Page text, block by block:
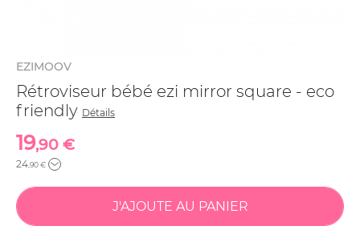
EZIMOOV
Rétroviseur bébé ezi mirror square - eco
friendly Détails
19,90 €
24,90 €